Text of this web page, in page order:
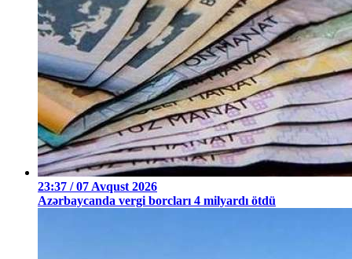
23:37 / 07 Avqust 2026
Azərbaycanda vergi borcları 4 milyardı ötdü